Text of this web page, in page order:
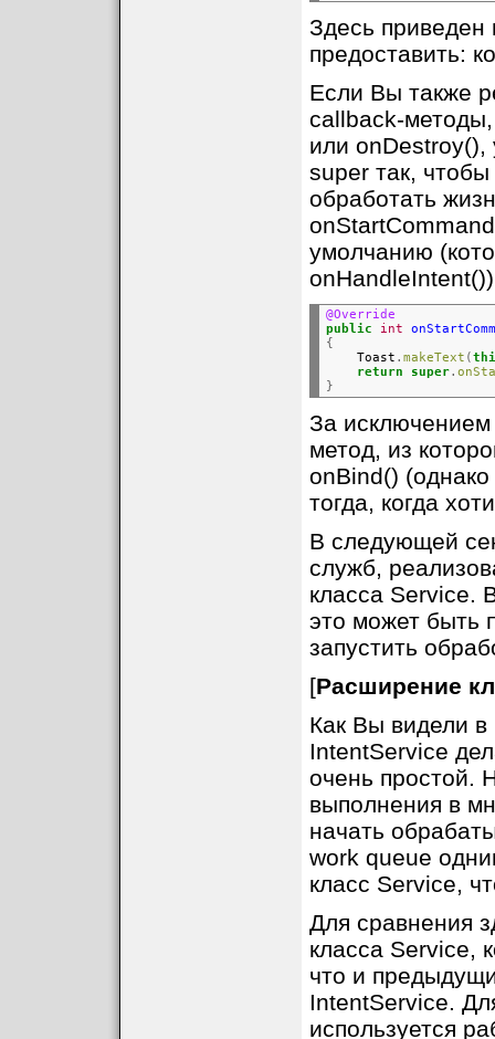
Здесь приведен
предоставить:
Если Вы также
callback-методы,
или onDestroy(),
super так,
обработать
умолчанию
@Override
public
int
{
Toast . makeText (
return
super.
}
За
метод, из
onBind()
тогда, когда
В следующей
служб,
класса Service.
это может быть
запустить
[Расширение
Как Вы видели
IntentService
очень простой.
выполнения в
начать
work queue
класс Service,
Для сравнения
класса Service,
что и
IntentService.
используется